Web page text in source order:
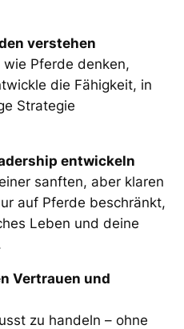
verstehen
Pferde denken,
die Fähigkeit, in
Strategie
entwickeln
sanften, aber klaren
auf Pferde beschränkt,
Leben und deine
Vertrauen und
zu handeln – ohne